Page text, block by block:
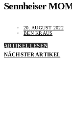
Sennheiser
20. AUGUST 2022
BEN KRAUS
ARTIKEL LESEN
NÄCHSTER ARTIKEL